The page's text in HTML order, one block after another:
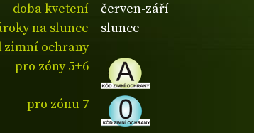
doba kvetení
červen-září
na slunce
slunce
zimní ochrany
pro zóny 5+6
pro zónu 7